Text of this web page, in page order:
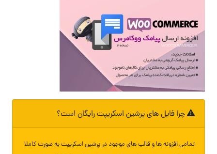
چرا فایل های پرشین اسکریپت رایگان است؟
تمامی افزونه ها و قالب های موجود در پرشین اسکریپت به صورت کاملا